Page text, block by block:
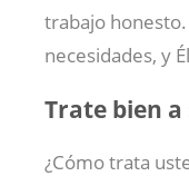
trabajo honesto.
necesidades, y
Trate bien
¿Cómo trata